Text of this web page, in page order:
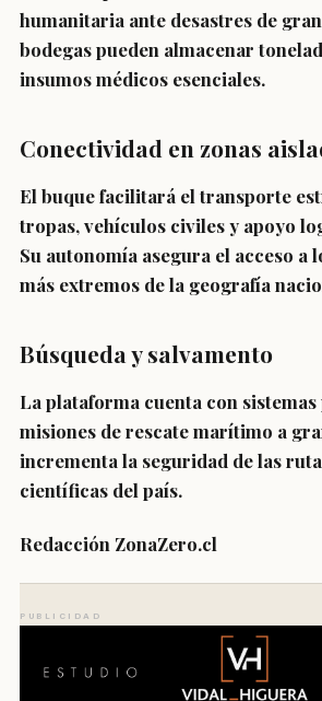
humanitaria ante desastres de
bodegas pueden almacenar
insumos médicos esenciales.
Conectividad en zonas
El buque facilitará eltransporte
tropas, vehículos civiles y apoyo
Su autonomía asegura el acceso
más extremos de la geografía
Búsqueda y salvamento
La plataforma cuenta con
misiones de rescate marítimo a
incrementa la seguridad de las
científicas del país.
Redacción ZonaZero.cl
PUBLICIDAD